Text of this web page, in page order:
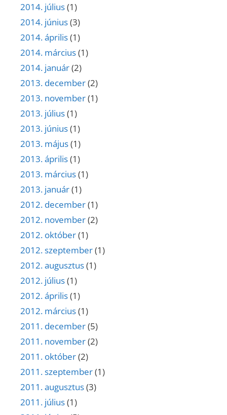
2014. július(1)
2014. június(3)
2014. április(1)
2014. március(1)
2014. január(2)
2013. december(2)
2013. november(1)
2013. július(1)
2013. június(1)
2013. május(1)
2013. április(1)
2013. március(1)
2013. január(1)
2012. december(1)
2012. november(2)
2012. október(1)
2012. szeptember(1)
2012. augusztus(1)
2012. július(1)
2012. április(1)
2012. március(1)
2011. december(5)
2011. november(2)
2011. október(2)
2011. szeptember(1)
2011. augusztus(3)
2011. július(1)